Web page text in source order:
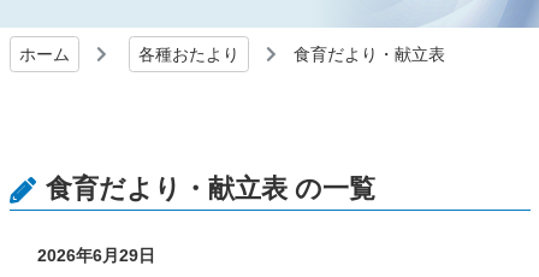
ホーム 各種おたより 食育だより・献立表
食育だより・献立表 の一覧
2026年6月29日